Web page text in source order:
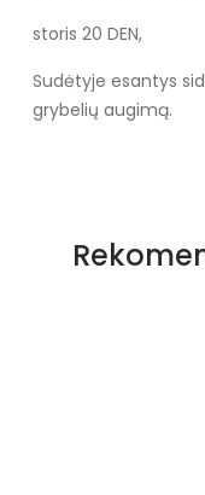
storis 20 DEN,
Sudėtyje esantys
grybelių augimą.